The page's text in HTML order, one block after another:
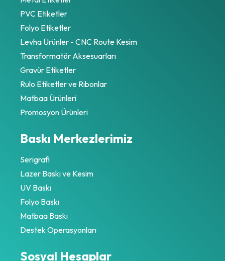
PVC Etiketler
Folyo Etiketler
Levha Ürünler - CNC Route Kesim
Transformatör Aksesuarları
Gravür Etiketler
Rulo Etiketler ve Ribonlar
Matbaa Ürünleri
Promosyon Ürünleri
Baskı Merkezlerimiz
Serigrafi
Lazer Baskı ve Kesim
UV Baskı
Folyo Baskı
Matbaa Baskı
Destek Operasyonları
Sosyal Hesaplar